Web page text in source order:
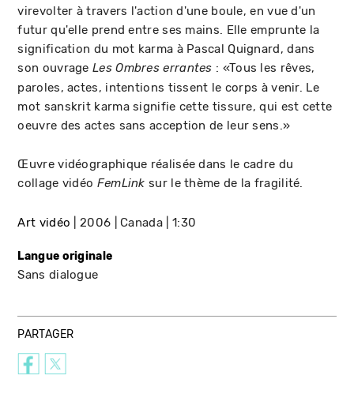
virevolter à travers l'action d'une boule, en vue d'un
futur qu'elle prend entre ses mains. Elle emprunte la
signification du mot karma à Pascal Quignard, dans
son ouvrageLes Ombres errantes : «Tous les rêves,
paroles, actes, intentions tissent le corps à venir. Le
mot sanskrit karma signifie cette tissure, qui est cette
oeuvre des actes sans acception de leur sens.»
Œuvre vidéographique réalisée dans le cadre du
collage vidéo FemLink sur le thème de la fragilité.
Art vidéo 2006 Canada 1:30
Langue originale
Sans dialogue
PARTAGER